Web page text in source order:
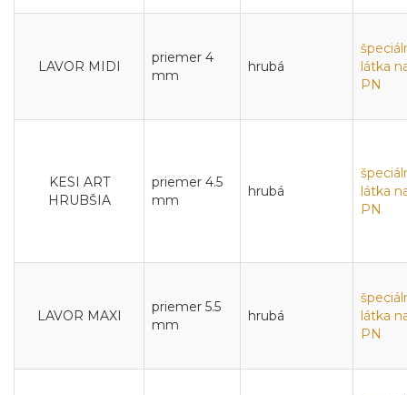
LAVOR MIDI
priemer 4
mm
hrubá
látka
PN
KESI ART
HRUBŠIA
priemer 4.5
mm
hrubá
látka
PN
LAVOR MAXI
priemer 5.5
mm
hrubá
látka
PN